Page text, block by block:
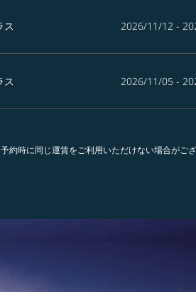
ス 2026/11/12 -
ス 2026/11/05 -
時に同じ運賃をご利用いただけない場合が